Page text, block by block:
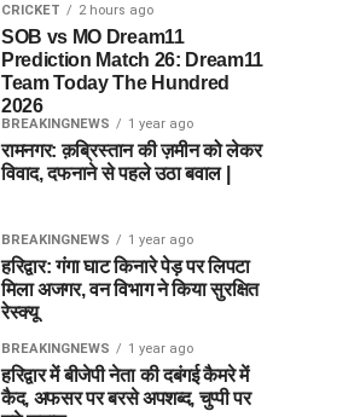
CRICKET 2 hours ago
SOB vs MO Dream11
Prediction Match 26: Dream11
Team Today The Hundred
2026
BREAKINGNEWS 1 year ago
रामनगर: क़ब्रिस्तान की ज़मीन को लेकर
विवाद, दफनाने से पहले उठा बवाल |
BREAKINGNEWS 1 year ago
हरिद्वार: गंगा घाट किनारे पेड़ पर लिपटा
मिला अजगर, वन विभाग ने किया सुरक्षित
रेस्क्यू
BREAKINGNEWS 1 year ago
हरिद्वार में बीजेपी नेता की दबंगई कैमरे में
कैद, अफसर पर बरसे अपशब्द, चुप्पी पर